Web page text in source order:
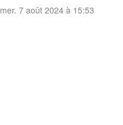
mer. 7 août 2024 à 15:53